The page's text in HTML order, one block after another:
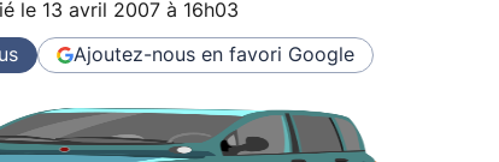
le 13 avril 2007 à 16h03
Ajoutez-nous en favori Google